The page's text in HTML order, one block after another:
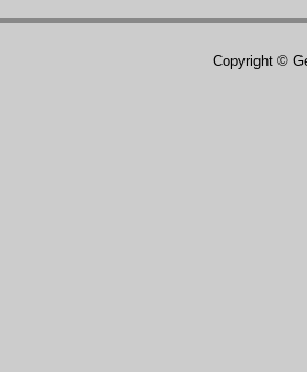
Copyright ©